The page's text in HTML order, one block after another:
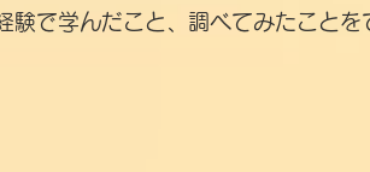
験で学んだこと、調べてみたことを